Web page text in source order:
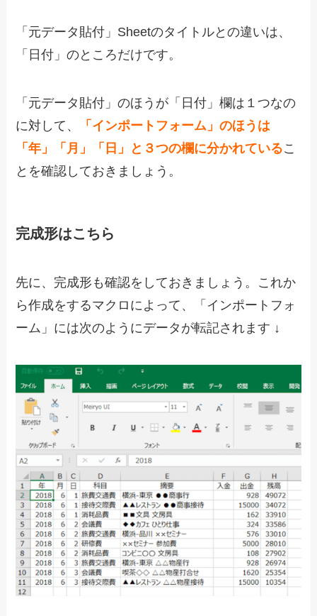
「元データ貼付」Sheetのタイトルとの違いは、
「日付」のところだけです。
「元データ貼付」のほうが「日付」欄は１つなの
に対して、
「インポートフォーム」のほうは
「年」「月」「日」と３つの欄に分かれているこ
とを確認しておきましょう。
完成形はこちら
先に、完成形も確認をしておきましょう。これか
ら作成をするマクロによって、「インポートフォ
ーム」には次のようにデータが転記されます ↓